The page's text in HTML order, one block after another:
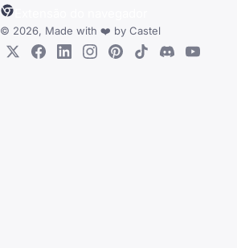
© 2026, Made with ❤️ by Castel